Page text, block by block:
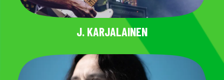
J. KARJALAINEN